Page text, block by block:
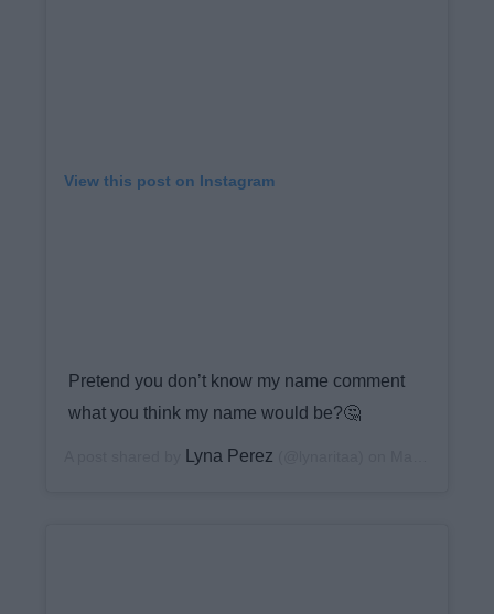
View this post on Instagram
Pretend you don’t know my name comment
what you think my name would be?🤔
Lyna Perez